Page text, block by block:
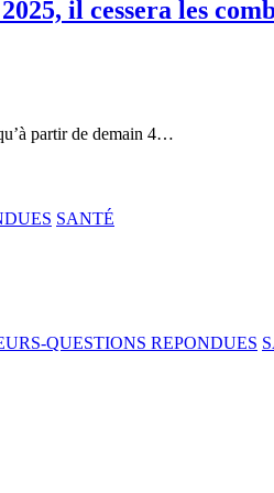
il cessera les
partir de demain 4…
SANTÉ
QUESTIONS REPONDUES